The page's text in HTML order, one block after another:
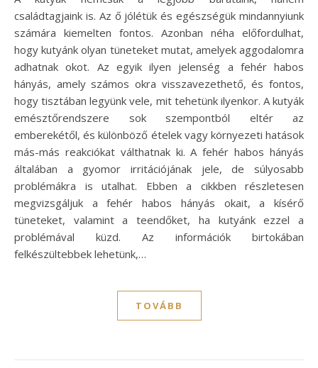
családtagjaink is. Az ő jólétük és egészségük mindannyiunk
számára kiemelten fontos. Azonban néha előfordulhat,
hogy kutyánk olyan tüneteket mutat, amelyek aggodalomra
adhatnak okot. Az egyik ilyen jelenség a fehér habos
hányás, amely számos okra visszavezethető, és fontos,
hogy tisztában legyünk vele, mit tehetünk ilyenkor. A kutyák
emésztőrendszere sok szempontból eltér az
emberekétől, és különböző ételek vagy környezeti hatások
más-más reakciókat válthatnak ki. A fehér habos hányás
általában a gyomor irritációjának jele, de súlyosabb
problémákra is utalhat. Ebben a cikkben részletesen
megvizsgáljuk a fehér habos hányás okait, a kísérő
tüneteket, valamint a teendőket, ha kutyánk ezzel a
problémával küzd. Az információk birtokában
felkészültebbek lehetünk,…
TOVÁBB